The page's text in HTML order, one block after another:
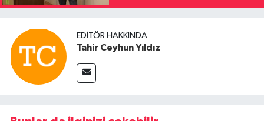
EDITÖR HAKKINDA
Tahir Ceyhun Yıldız